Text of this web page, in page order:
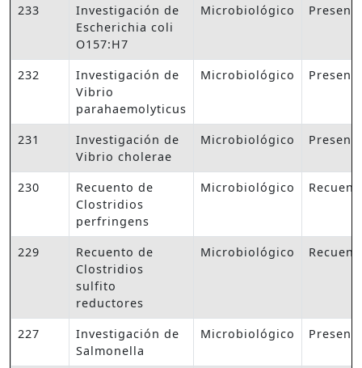
233
Investigación de
Escherichia coli
O157:H7
Microbiológico
232
Investigación de
Vibrio
parahaemolyticus
Microbiológico
231
Investigación de
Vibrio cholerae
Microbiológico
230
Recuento de
Clostridios
perfringens
Microbiológico
229
Recuento de
Clostridios
sulfito
reductores
Microbiológico
227
Investigación de
Salmonella
Microbiológico